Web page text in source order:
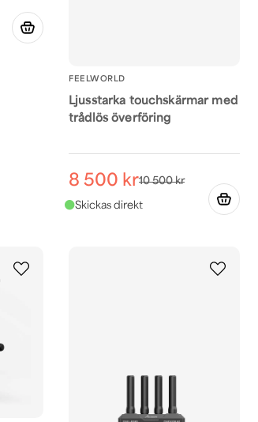
FEELWORLD
Ljusstarka touchskärmar med
trådlös överföring
10 500 kr
8 500 kr